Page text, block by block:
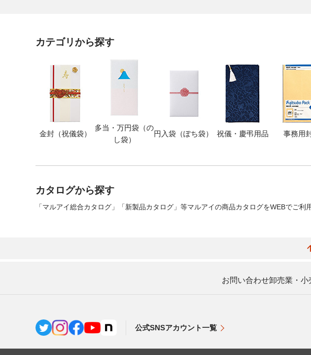
カテゴリから探す
金封（祝儀袋）
多当・万円袋（の
し袋）
円入袋（ぽち袋） 祝儀・慶弔用品 事務用
カタログから探す
「マルアイ総合カタログ」「新製品カタログ」等マルアイの商品カタログをWEBでご利
お問い合わせ卸売業・小
公式SNSアカウント一覧